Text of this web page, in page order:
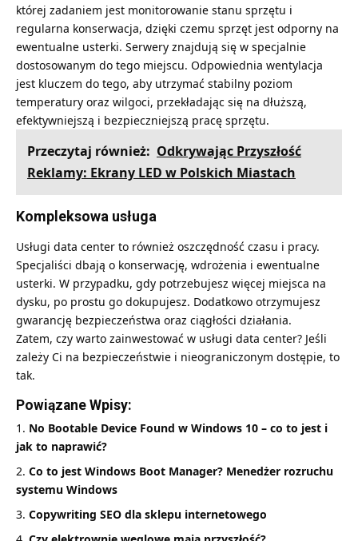
której zadaniem jest monitorowanie stanu sprzętu i
regularna konserwacja, dzięki czemu sprzęt jest odporny na
ewentualne usterki. Serwery znajdują się w specjalnie
dostosowanym do tego miejscu. Odpowiednia wentylacja
jest kluczem do tego, aby utrzymać stabilny poziom
temperatury oraz wilgoci, przekładając się na dłuższą,
efektywniejszą i bezpieczniejszą pracę sprzętu.
Przeczytaj również: Odkrywając Przyszłość
Reklamy: Ekrany LED w Polskich Miastach
Kompleksowa usługa
Usługi data center to również oszczędność czasu i pracy.
Specjaliści dbają o konserwację, wdrożenia i ewentualne
usterki. W przypadku, gdy potrzebujesz więcej miejsca na
dysku, po prostu go dokupujesz. Dodatkowo otrzymujesz
gwarancję bezpieczeństwa oraz ciągłości działania.
Zatem, czy warto zainwestować w usługi data center? Jeśli
zależy Ci na bezpieczeństwie i nieograniczonym dostępie, to
tak.
Powiązane Wpisy:
No Bootable Device Found w Windows 10 – co to jest i
jak to naprawić?
Co to jest Windows Boot Manager? Menedżer rozruchu
systemu Windows
Copywriting SEO dla sklepu internetowego